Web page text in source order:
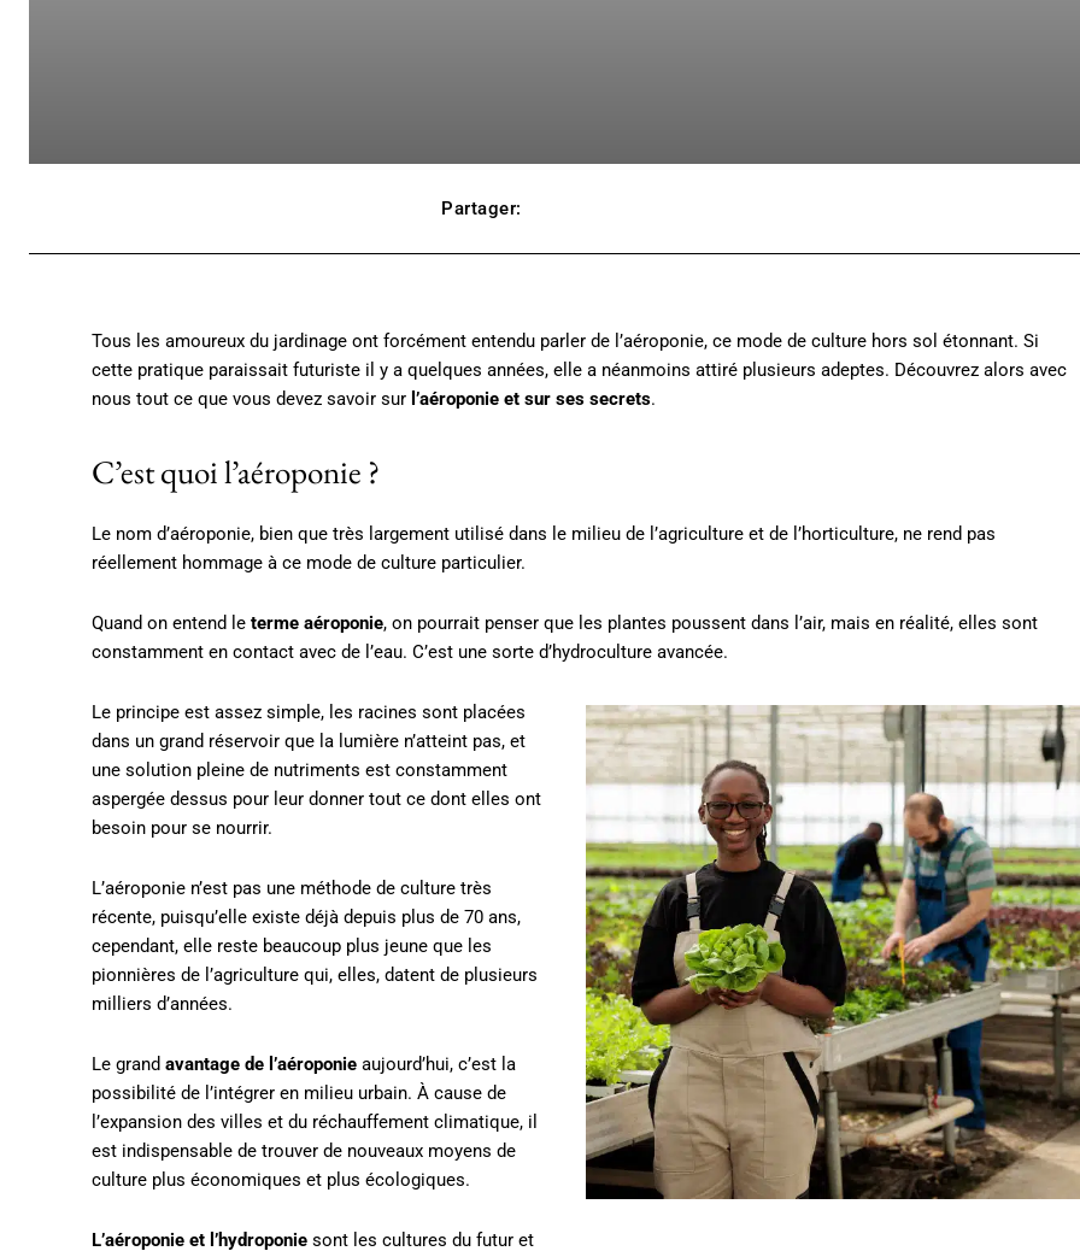
Partager:
Tous les amoureux du jardinage ont forcément entendu parler de l’aéroponie, ce mode de culture hors sol étonnant. Si
cette pratique paraissait futuriste il y a quelques années, elle a néanmoins attiré plusieurs adeptes. Découvrez alors avec
nous tout ce que vous devez savoir sur l’aéroponie et sur ses secrets.
C’est quoi l’aéroponie ?
Le nom d’aéroponie, bien que très largement utilisé dans le milieu de l’agriculture et de l’horticulture, ne rend pas
réellement hommage à ce mode de culture particulier.
Quand on entend le terme aéroponie, on pourrait penser que les plantes poussent dans l’air, mais en réalité, elles sont
constamment en contact avec de l’eau. C’est une sorte d’hydroculture avancée.
Le principe est assez simple, les racines sont placées
dans un grand réservoir que la lumière n’atteint pas, et
une solution pleine de nutriments est constamment
aspergée dessus pour leur donner tout ce dont elles ont
besoin pour se nourrir.
L’aéroponie n’est pas une méthode de culture très
récente, puisqu’elle existe déjà depuis plus de 70 ans,
cependant, elle reste beaucoup plus jeune que les
pionnières de l’agriculture qui, elles, datent de plusieurs
milliers d’années.
Le grand avantage de l’aéroponie aujourd’hui, c’est la
possibilité de l’intégrer en milieu urbain. À cause de
l’expansion des villes et du réchauffement climatique, il
est indispensable de trouver de nouveaux moyens de
culture plus économiques et plus écologiques.
L’aéroponie et l’hydroponie sont les cultures du futur et